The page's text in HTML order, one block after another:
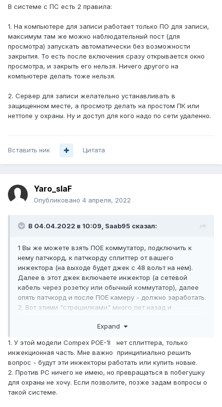
В системе с ПС есть 2 правила:
1. На компьютере для записи работает только ПО для записи,
максимум там же можно наблюдательный пост (для
просмотра) запускать автоматически без возможности
закрытия. То есть после включения сразу открывается окно
просмотра, и закрыть его нельзя. Ничего другого на
компьютере делать тоже нельзя.
2. Сервер для записи желательно устанавливать в
защищенном месте, а просмотр делать на простом ПК или
неттопе у охраны. Ну и доступ для кого надо по сети удаленно.
Вставить ник Цитата
Yaro_slaF
Опубликовано 4 апреля, 2022
В 04.04.2022 в 10:09, Saab95 сказал:
1 Вы же можете взять ПОЕ коммутатор, подключить к
нему патчкорд, к патчкорду сплиттер от вашего
инжектора (на выходе будет джек с 48 вольт на нем).
Далее в этот джек включаете инжектор (а сетевой
кабель через розетку или обычный коммутатор), далее
опять патчкорд и после ПОЕ камеру - должно заработать.
2. Вот этими "страшилками" много лет назад и
Expand
1. У этой модели Compex POE-1I нет сплиттера, только
инжекционная часть. Мне важно принципиально решить
вопрос - будут эти инжекторы работать или купить новые.
2. Против PC ничего не имею, но превращаться в побегушку
для охраны не хочу. Если позволите, позже задам вопросы о
такой системе.